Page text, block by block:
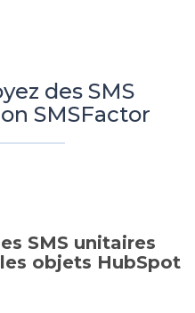
des SMS
SMSFactor
SMS unitaires
objets HubSpot